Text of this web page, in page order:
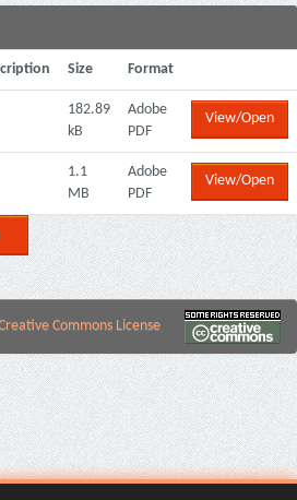
Size Format
182.89
kB
Adobe
PDF
View/Open
1.1
MB
Adobe
PDF
View/Open
Commons License